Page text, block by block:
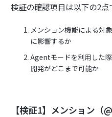
検証の確認項目は以下の2点
メンション機能による対
に影響するか
Agentモードを利用した
開発がどこまで可能か
【検証1】メンション（